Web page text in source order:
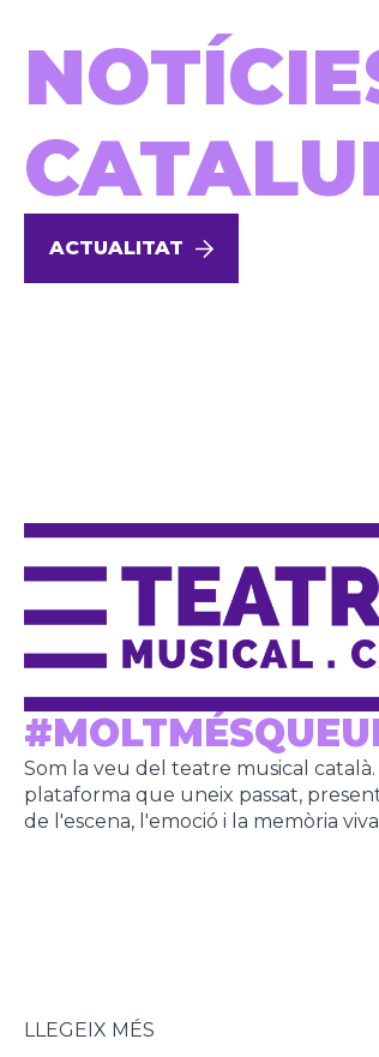
ACTUALITAT
Som la veu del teatre musical català.
plataforma que uneix passat,
de l'escena, l'emoció i la memòria
LLEGEIX MÉS